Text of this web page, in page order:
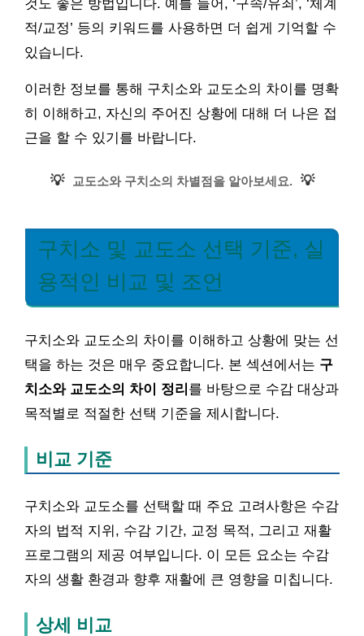
것도 좋은 방법입니다. 예를 들어, ‘구속/유죄’, ‘체계
적/교정’ 등의 키워드를 사용하면 더 쉽게 기억할 수
있습니다.
이러한 정보를 통해 구치소와 교도소의 차이를 명확
히 이해하고, 자신의 주어진 상황에 대해 더 나은 접
근을 할 수 있기를 바랍니다.
💡 교도소와 구치소의 차별점을 알아보세요. 💡
구치소 및 교도소 선택 기준, 실
용적인 비교 및 조언
구치소와 교도소의 차이를 이해하고 상황에 맞는 선
택을 하는 것은 매우 중요합니다. 본 섹션에서는 구
치소와 교도소의 차이 정리 를 바탕으로 수감 대상과
목적별로 적절한 선택 기준을 제시합니다.
비교 기준
구치소와 교도소를 선택할 때 주요 고려사항은 수감
자의 법적 지위, 수감 기간, 교정 목적, 그리고 재활
프로그램의 제공 여부입니다. 이 모든 요소는 수감
자의 생활 환경과 향후 재활에 큰 영향을 미칩니다.
상세 비교